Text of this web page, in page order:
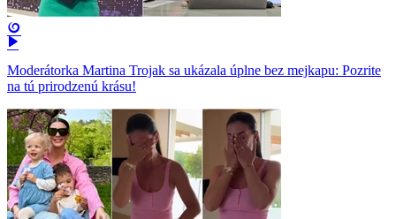
Moderátorka Martina Trojak sa ukázala úplne bez mejkapu: Pozrite
na tú prirodzenú krásu!